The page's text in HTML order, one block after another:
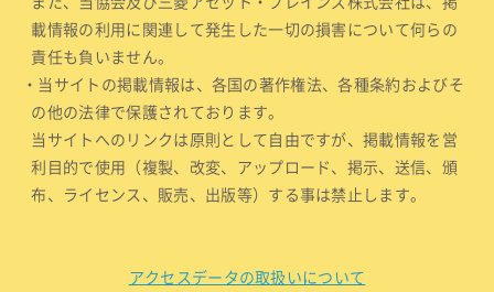
載情報の利用に関連して発生した一切の損害について何らの
責任も負いません。
・当サイトの掲載情報は、各国の著作権法、各種条約およびそ
の他の法律で保護されております。
当サイトへのリンクは原則として自由ですが、掲載情報を営
利目的で使用（複製、改変、アップロード、掲示、送信、頒
布、ライセンス、販売、出版等）する事は禁止します。
アクセスデータの取扱いについて